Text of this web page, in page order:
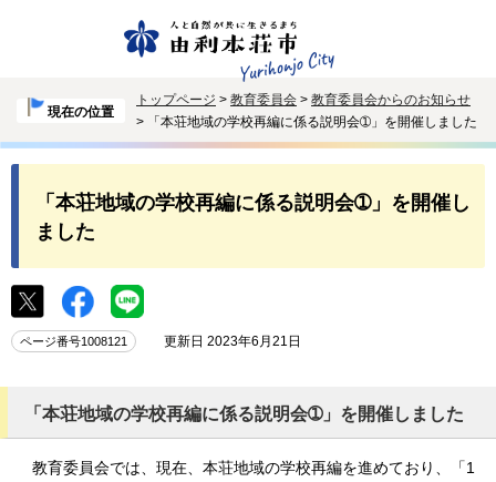
現在の位置
トップページ > 教育委員会 > 教育委員会からのお知らせ
> 「本荘地域の学校再編に係る説明会➀」を開催しました
「本荘地域の学校再編に係る説明会➀」を開催し
ました
ページ番号1008121 更新日 2023年6月21日
「本荘地域の学校再編に係る説明会➀」を開催しました
教育委員会では、現在、本荘地域の学校再編を進めており、「1